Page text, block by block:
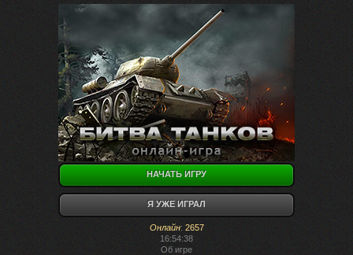
НАЧАТЬ ИГРУ
Я УЖЕ ИГРАЛ
Онлайн: 2657
16:54:38
Об игре